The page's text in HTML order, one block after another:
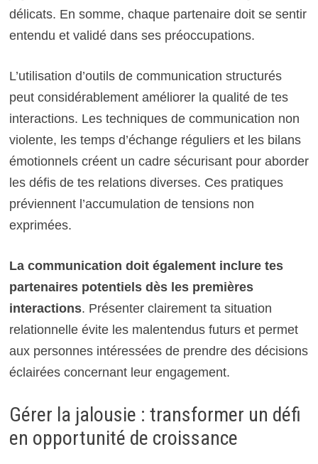
délicats. En somme, chaque partenaire doit se sentir
entendu et validé dans ses préoccupations.
L’utilisation d’outils de communication structurés
peut considérablement améliorer la qualité de tes
interactions. Les techniques de communication non
violente, les temps d’échange réguliers et les bilans
émotionnels créent un cadre sécurisant pour aborder
les défis de tes relations diverses. Ces pratiques
préviennent l’accumulation de tensions non
exprimées.
La communication doit également inclure tes
partenaires potentiels dès les premières
interactions. Présenter clairement ta situation
relationnelle évite les malentendus futurs et permet
aux personnes intéressées de prendre des décisions
éclairées concernant leur engagement.
Gérer la jalousie : transformer un défi
en opportunité de croissance